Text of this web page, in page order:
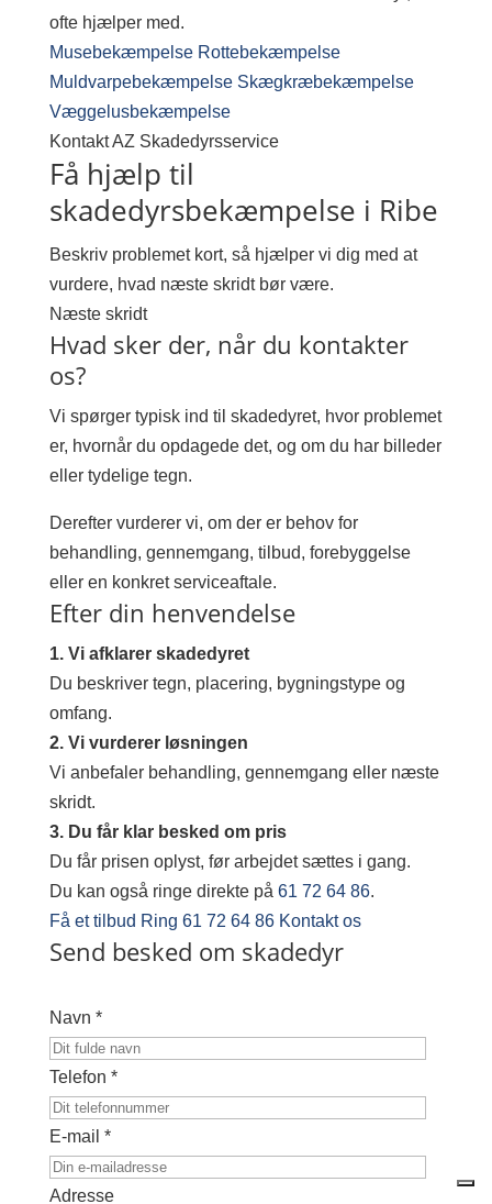
ofte hjælper med.
Musebekæmpelse Rottebekæmpelse
Muldvarpebekæmpelse Skægkræbekæmpelse
Væggelusbekæmpelse
Kontakt AZ Skadedyrsservice
Få hjælp til
skadedyrsbekæmpelse i Ribe
Beskriv problemet kort, så hjælper vi dig med at
vurdere, hvad næste skridt bør være.
Næste skridt
Hvad sker der, når du kontakter
os?
Vi spørger typisk ind til skadedyret, hvor problemet
er, hvornår du opdagede det, og om du har billeder
eller tydelige tegn.
Derefter vurderer vi, om der er behov for
behandling, gennemgang, tilbud, forebyggelse
eller en konkret serviceaftale.
Efter din henvendelse
1. Vi afklarer skadedyret
Du beskriver tegn, placering, bygningstype og
omfang.
2. Vi vurderer løsningen
Vi anbefaler behandling, gennemgang eller næste
skridt.
3. Du får klar besked om pris
Du får prisen oplyst, før arbejdet sættes i gang.
Du kan også ringe direkte på 61 72 64 86.
Få et tilbud Ring 61 72 64 86 Kontakt os
Send besked om skadedyr
Navn *
Telefon *
E-mail *
Adresse